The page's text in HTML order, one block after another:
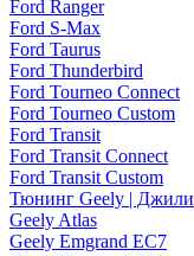
Ford Ranger
Ford S-Max
Ford Taurus
Ford Thunderbird
Ford Tourneo Connect
Ford Tourneo Custom
Ford Transit
Ford Transit Connect
Ford Transit Custom
Тюнинг Geely | Джили
Geely Atlas
Geely Emgrand EC7